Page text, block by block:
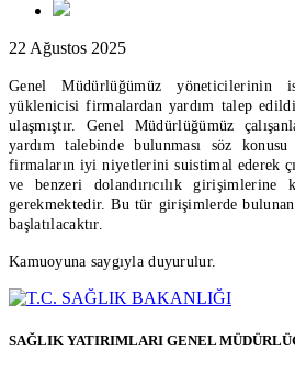
22 Ağustos 2025
Genel Müdürlüğümüz yöneticilerinin
yüklenicisi firmalardan yardım talep
ulaşmıştır. Genel Müdürlüğümüz
yardım talebinde bulunması söz
firmaların iyi niyetlerini suistimal ederek
ve benzeri dolandırıcılık girişimlerine
gerekmektedir. Bu tür girişimlerde
başlatılacaktır.
Kamuoyuna saygıyla duyurulur.
SAĞLIK YATIRIMLARI GENEL